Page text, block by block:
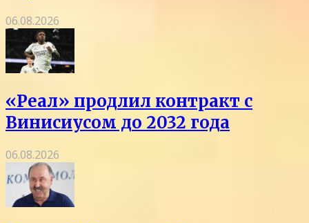
06.08.2026
«Реал» продлил контракт с
Винисиусом до 2032 года
06.08.2026